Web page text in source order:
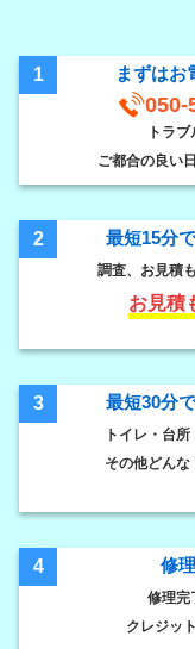
1 まずはお
050-
トラブ
ご都合の良い
2 最短15分
調査、お見積
お見積
3 最短30分
トイレ・台
その他どんな
4 修
修理完
クレジッ